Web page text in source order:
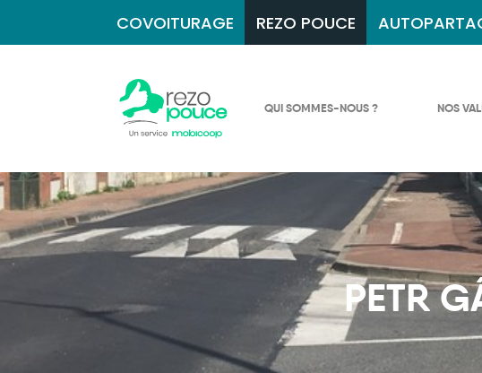
COVOITURAGE REZO POUCE
QUI SOMMES-NOUS ? NOS
PETR